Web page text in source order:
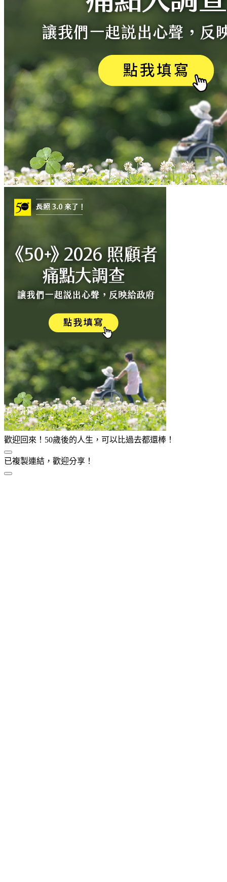
歡迎回來！50歲後的人生，可以比過去都還棒！
已複製連結，歡迎分享！